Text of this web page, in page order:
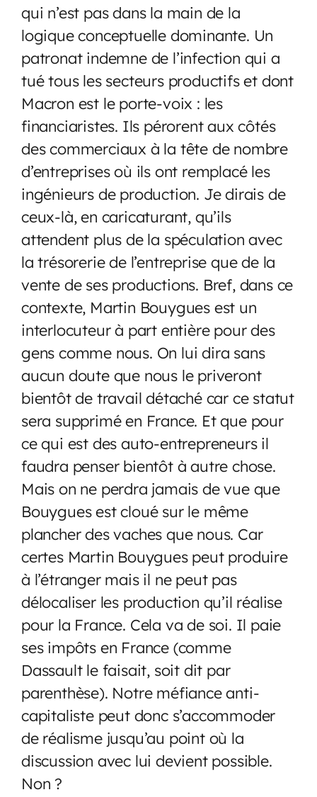
qui n’est pas dans la main de la
logique conceptuelle dominante. Un
patronat indemne de l’infection qui a
tué tous les secteurs productifs et dont
Macron est le porte-voix : les
financiaristes. Ils pérorent aux côtés
des commerciaux à la tête de nombre
d’entreprises où ils ont remplacé les
ingénieurs de production. Je dirais de
ceux-là, en caricaturant, qu’ils
attendent plus de la spéculation avec
la trésorerie de l’entreprise que de la
vente de ses productions. Bref, dans ce
contexte, Martin Bouygues est un
interlocuteur à part entière pour des
gens comme nous. On lui dira sans
aucun doute que nous le priveront
bientôt de travail détaché car ce statut
sera supprimé en France. Et que pour
ce qui est des auto-entrepreneurs il
faudra penser bientôt à autre chose.
Mais on ne perdra jamais de vue que
Bouygues est cloué sur le même
plancher des vaches que nous. Car
certes Martin Bouygues peut produire
à l’étranger mais il ne peut pas
délocaliser les production qu’il réalise
pour la France. Cela va de soi. Il paie
ses impôts en France (comme
Dassault le faisait, soit dit par
parenthèse). Notre méfiance anti-
capitaliste peut donc s’accommoder
de réalisme jusqu’au point où la
discussion avec lui devient possible.
Non ?